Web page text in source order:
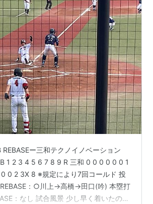
ー三和テクノイノベーション
1 2 3 4 5 6 7 8 9 R 三和 0 0 0 0 0 0 1
0 0 2 3X 8 ※規定により7回コールド 投
：○川上→高橋→田口(吟) 本塁打
：なし 試合風景 少し早く着いたの